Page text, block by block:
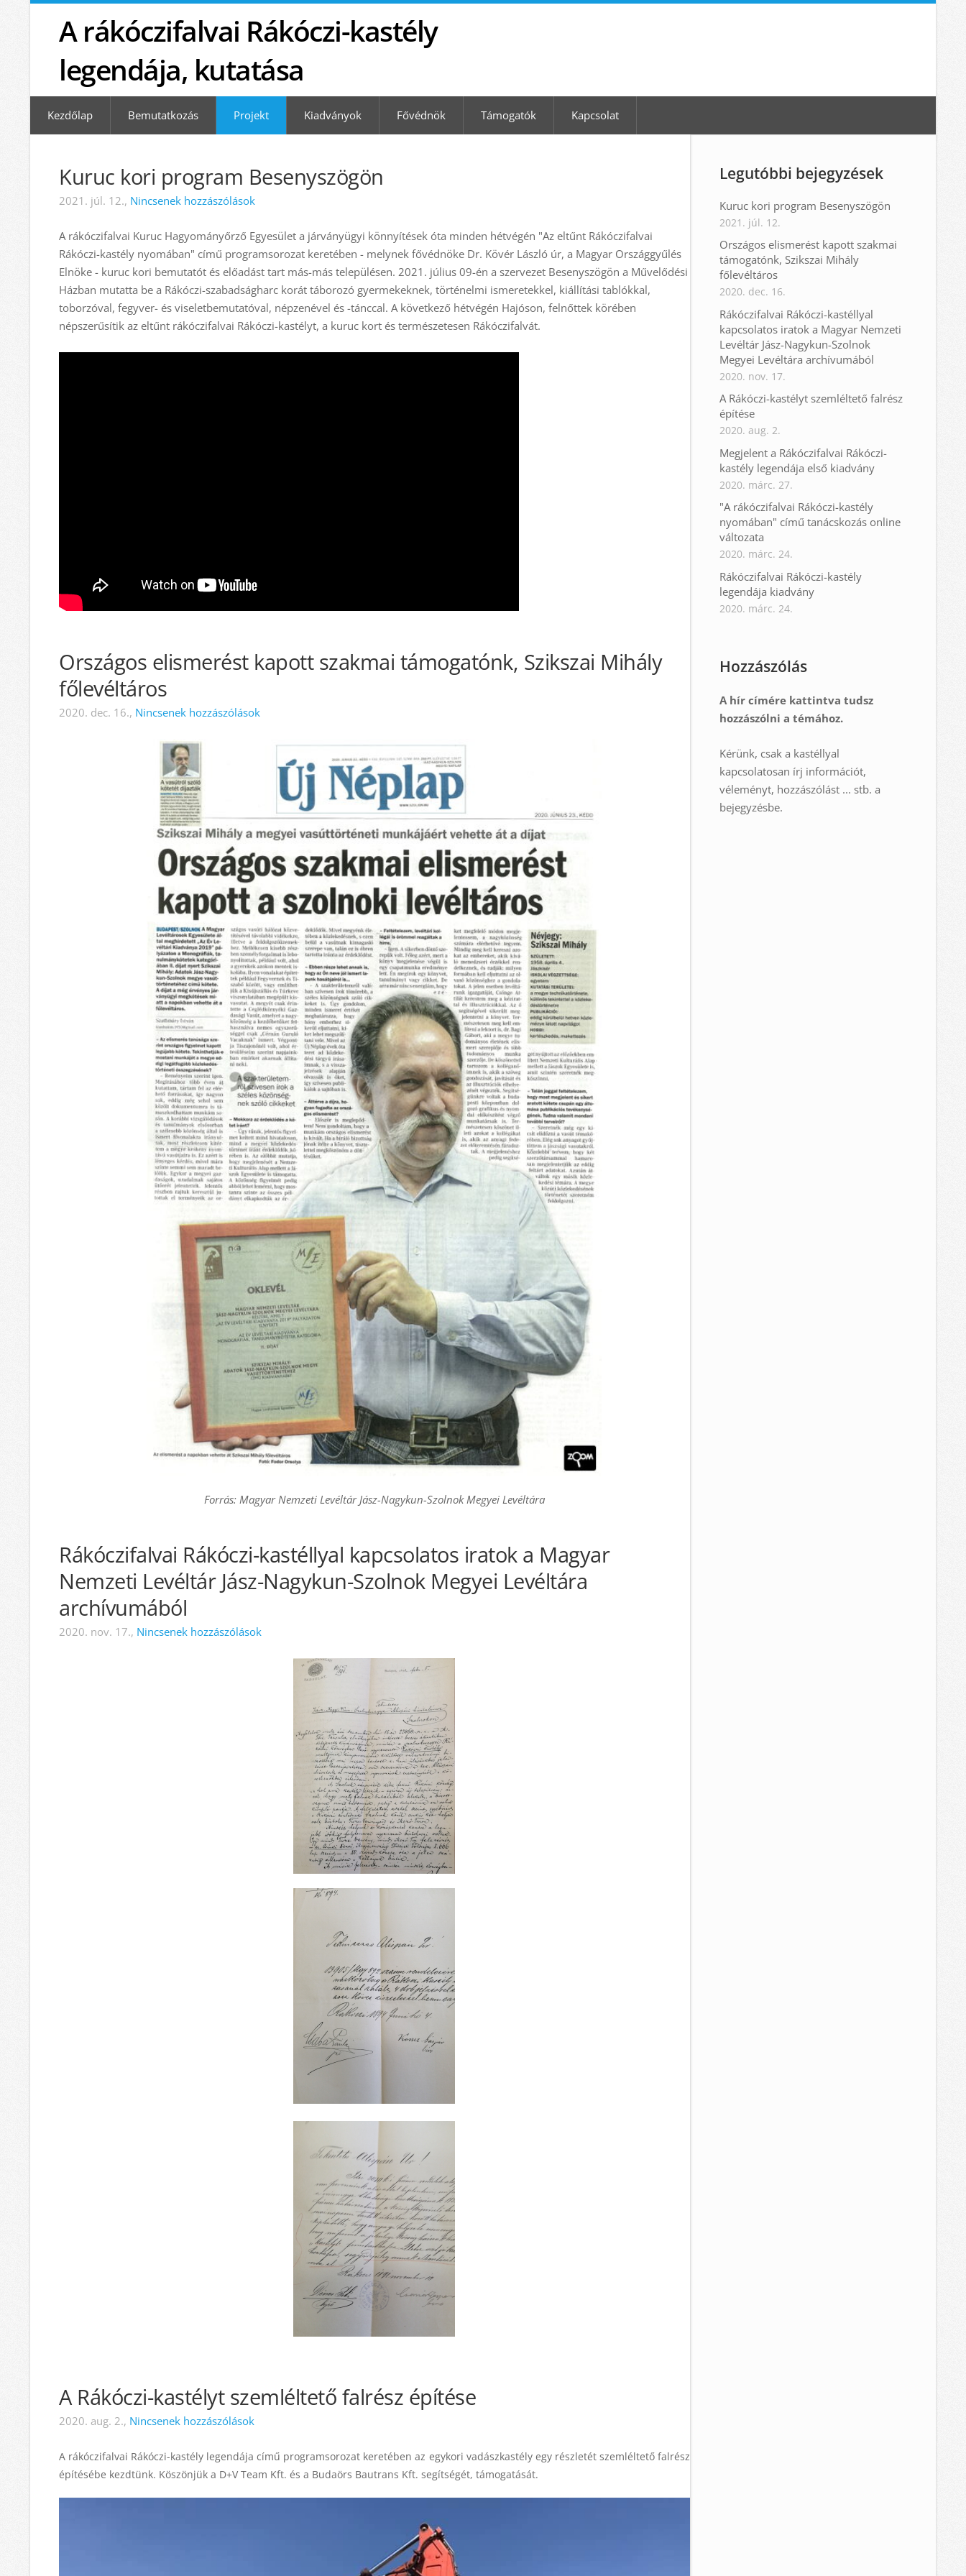
A rákóczifalvai Rákóczi-kastély
legendája, kutatása
Kezdőlap Bemutatkozás Projekt Kiadványok Fővédnök Támogatók Kapcsolat
Legutóbbi bejegyzések
Kuruc kori program Besenyszögön
2021. júl. 12.
Országos elismerést kapott szakmai
támogatónk, Szikszai Mihály
főlevéltáros
2020. dec. 16.
Rákóczifalvai Rákóczi-kastéllyal
kapcsolatos iratok a Magyar Nemzeti
Levéltár Jász-Nagykun-Szolnok
Megyei Levéltára archívumából
2020. nov. 17.
A Rákóczi-kastélyt szemléltető falrész
építése
2020. aug. 2.
Megjelent a Rákóczifalvai Rákóczi-
kastély legendája első kiadvány
2020. márc. 27.
"A rákóczifalvai Rákóczi-kastély
nyomában" című tanácskozás online
változata
2020. márc. 24.
Rákóczifalvai Rákóczi-kastély
legendája kiadvány
2020. márc. 24.
Hozzászólás
A hír címére kattintva tudsz
hozzászólni a témához.
Kérünk, csak a kastéllyal
kapcsolatosan írj információt,
véleményt, hozzászólást ... stb. a
bejegyzésbe.
Kuruc kori program Besenyszögön
2021. júl. 12., Nincsenek hozzászólások
A rákóczifalvai Kuruc Hagyományőrző Egyesület a járványügyi könnyítések óta minden hétvégén "Az eltűnt Rákóczifalvai
Rákóczi-kastély nyomában" című programsorozat keretében - melynek fővédnöke Dr. Kövér László úr, a Magyar Országgyűlés
Elnöke - kuruc kori bemutatót és előadást tart más-más településen. 2021. július 09-én a szervezet Besenyszögön a Művelődési
Házban mutatta be a Rákóczi-szabadságharc korát táborozó gyermekeknek, történelmi ismeretekkel, kiállítási tablókkal,
toborzóval, fegyver- és viseletbemutatóval, népzenével és -tánccal. A következő hétvégén Hajóson, felnőttek körében
népszerűsítik az eltűnt rákóczifalvai Rákóczi-kastélyt, a kuruc kort és természetesen Rákóczifalvát.
Országos elismerést kapott szakmai támogatónk, Szikszai Mihály
főlevéltáros
2020. dec. 16., Nincsenek hozzászólások
Forrás: Magyar Nemzeti Levéltár Jász-Nagykun-Szolnok Megyei Levéltára
Rákóczifalvai Rákóczi-kastéllyal kapcsolatos iratok a Magyar
Nemzeti Levéltár Jász-Nagykun-Szolnok Megyei Levéltára
archívumából
2020. nov. 17., Nincsenek hozzászólások
A Rákóczi-kastélyt szemléltető falrész építése
2020. aug. 2., Nincsenek hozzászólások
A rákóczifalvai Rákóczi-kastély legendája című programsorozat keretében az egykori vadászkastély egy részletét szemléltető falrész
építésébe kezdtünk. Köszönjük a D+V Team Kft. és a Budaörs Bautrans Kft. segítségét, támogatását.